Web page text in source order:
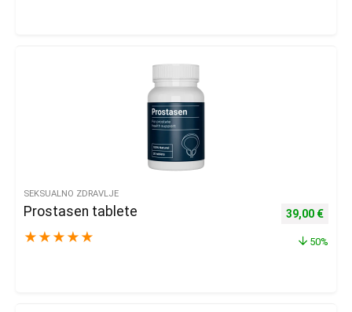
SEKSUALNO ZDRAVLJE
Prostasen tablete
★ ★ ★ ★ ★
Izvorna
39,00 €
50%